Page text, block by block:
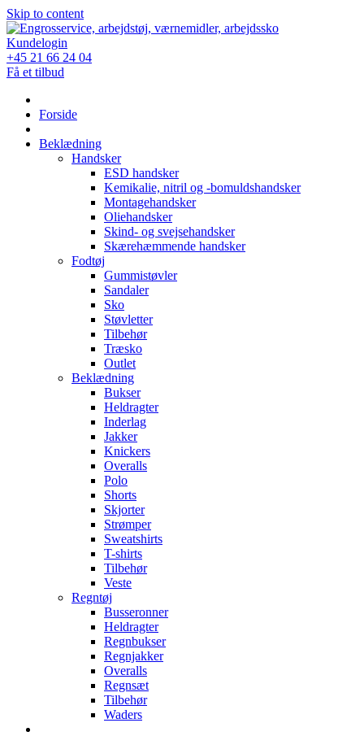
Skip to content
Kundelogin
+45 21 66 24 04
Få et tilbud
Forside
Beklædning
Handsker
ESD handsker
Kemikalie, nitril og -bomuldshandsker
Montagehandsker
Oliehandsker
Skind- og svejsehandsker
Skærehæmmende handsker
Fodtøj
Gummistøvler
Sandaler
Sko
Støvletter
Tilbehør
Træsko
Outlet
Beklædning
Bukser
Heldragter
Inderlag
Jakker
Knickers
Overalls
Polo
Shorts
Skjorter
Strømper
Sweatshirts
T-shirts
Tilbehør
Veste
Regntøj
Busseronner
Heldragter
Regnbukser
Regnjakker
Overalls
Regnsæt
Tilbehør
Waders